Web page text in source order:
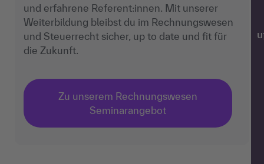
und erfahrene Referent:innen. Mit unserer
Weiterbildung bleibst du im Rechnungswesen
und Steuerrecht sicher, up to date und fit für
die Zukunft.
Zu unserem Rechnungswesen
Seminarangebot